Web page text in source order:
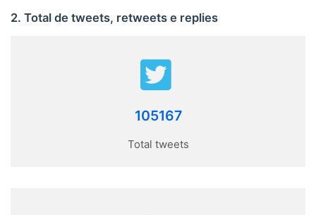
2. Total de tweets, retweets e replies
105167
Total tweets